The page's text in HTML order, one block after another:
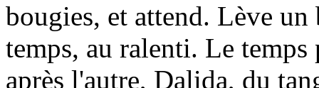
bougies, et attend. Lève un
temps, au ralenti. Le temps
après l'autre, Dalida, du